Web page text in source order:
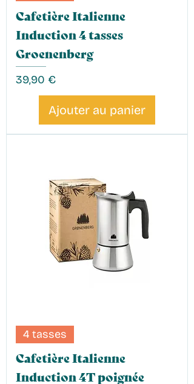
Cafetière Italienne
Induction 4 tasses
Groenenberg
Prix
39,90 €
Ajouter au panier
4 tasses
Cafetière Italienne
Induction 4T poignée